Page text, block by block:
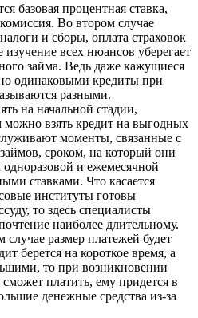
базовая процентная ставка,
Во втором случае
и сборы, оплата страховок
всех нюансов уберегает
займа. Ведь даже кажущиеся
одинаковыми кредиты при
разными.
на начальной стадии,
можно взять кредит на выгодных
моменты, связанные с
сроком, на который они
и ежемесячной
ставками. Что касается
институты готовы
то здесь специалисты
наиболее длительному.
размер платежей будет
берется на короткое время, а
то при возникновении
платить, ему придется в
денежные средства из-за